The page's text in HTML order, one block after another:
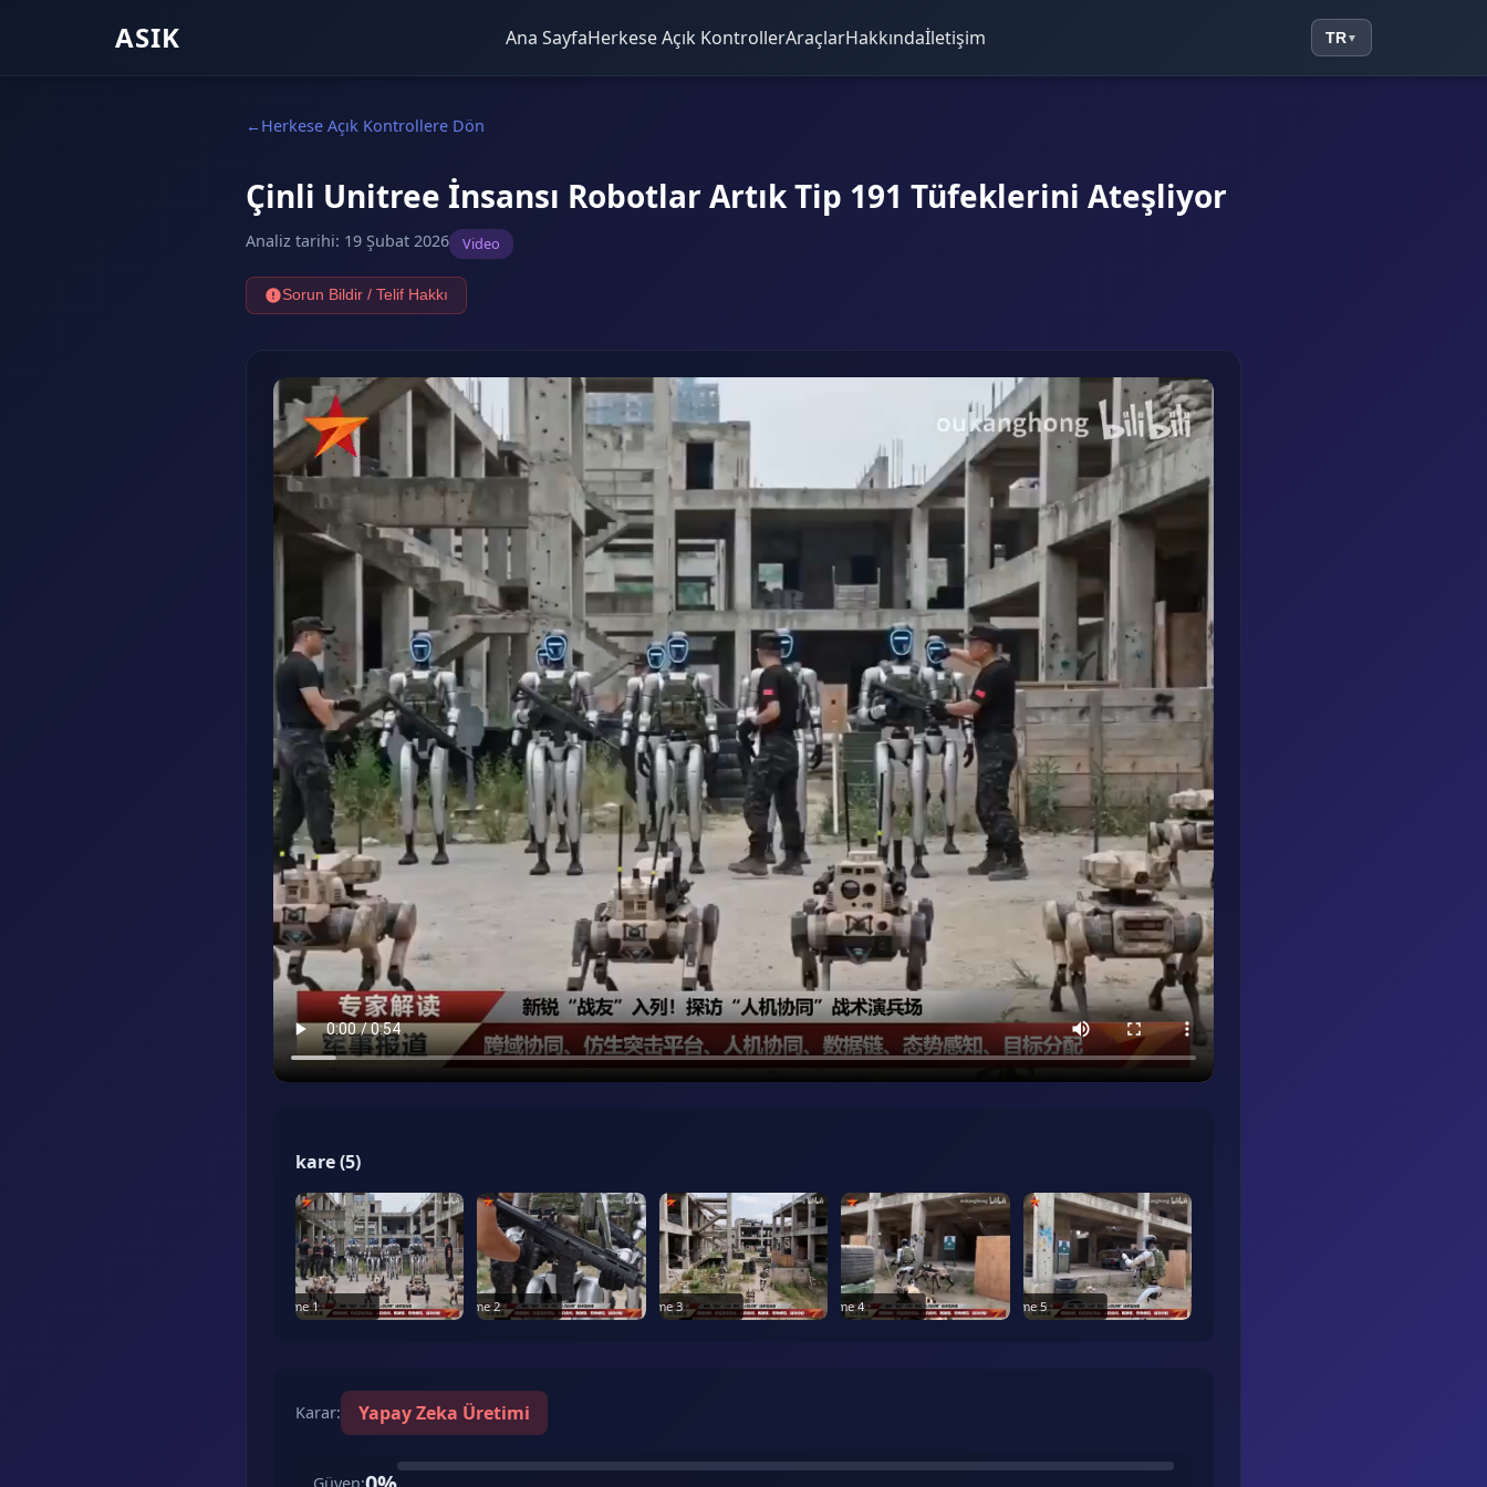
ASIK Ana SayfaHerkese Açık KontrollerAraçlarHakkındaİletişim TR▼
Herkese Açık Kontrollere Dön
Çinli Unitree İnsansı Robotlar Artık Tip 191 Tüfeklerini Ateşliyor
Analiz tarihi: 19 Şubat 2026 Video
Sorun Bildir / Telif Hakkı
kare(5)
Frame1 Frame2 Frame3 Frame4 Frame5
Karar: Yapay Zeka Üretimi